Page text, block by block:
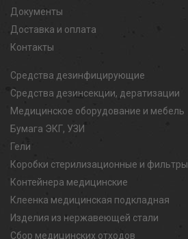
Документы
Доставка и оплата
Контакты
Средства дезинфицирующие
Средства дезинсекции, дератизации
Медицинское оборудование и мебель
Бумага ЭКГ, УЗИ
Гели
Коробки стерилизационные и фильтры
Контейнера медицинские
Клеенка медицинская подкладная
Изделия из нержавеющей стали
Сбор медицинских отходов